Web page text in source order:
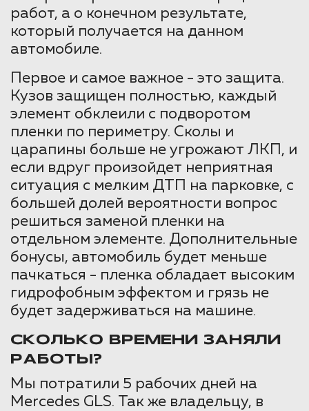
работ, а о конечном результате,
который получается на данном
автомобиле.
Первое и самое важное - это защита.
Кузов защищен полностью, каждый
элемент обклеили с подворотом
пленки по периметру. Сколы и
царапины больше не угрожают ЛКП, и
если вдруг произойдет неприятная
ситуация с мелким ДТП на парковке, с
большей долей вероятности вопрос
решиться заменой пленки на
отдельном элементе. Дополнительные
бонусы, автомобиль будет меньше
пачкаться - пленка обладает высоким
гидрофобным эффектом и грязь не
будет задерживаться на машине.
СКОЛЬКО ВРЕМЕНИ ЗАНЯЛИ
РАБОТЫ?
Мы потратили 5 рабочих дней на
Mercedes GLS. Так же владельцу, в